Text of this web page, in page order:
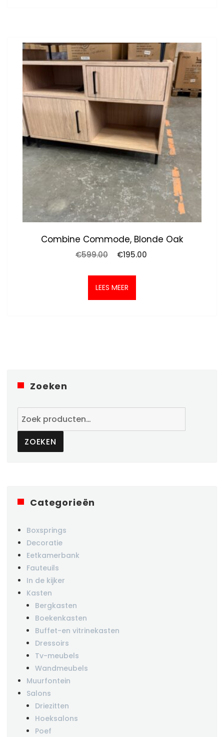
Combine Commode, Blonde Oak
€599.00
Oorspronkelijke
was:
€599.00.
€195.00
LEES MEER
Zoeken
ZOEKEN
Categorieën
Boxsprings
Decoratie
Eetkamerbank
Fauteuils
In de kijker
Kasten
Bergkasten
Boekenkasten
Buffet-en vitrinekasten
Dressoirs
Tv-meubels
Wandmeubels
Muurfontein
Salons
Driezitten
Hoeksalons
Poef